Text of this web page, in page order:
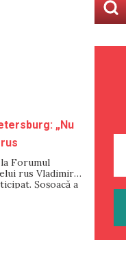
„Nu
Forumul
rus Vladimir
Șoșoacă a
că mulți dintre ei